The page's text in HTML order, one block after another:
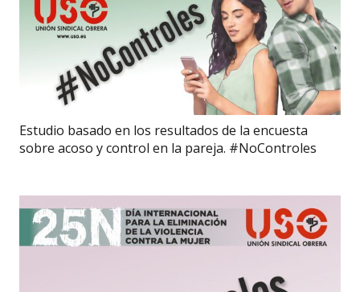
Estudio basado en los resultados de la encuesta
sobre acoso y control en la pareja. #NoControles